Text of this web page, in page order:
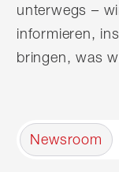
unterwegs –
informieren,
bringen, was
Newsroom